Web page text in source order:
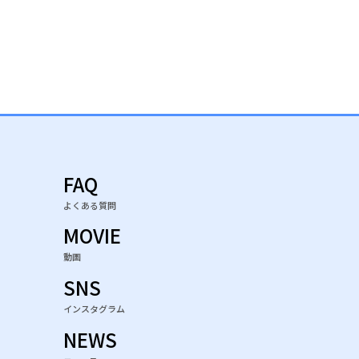
FAQ
よくある質問
MOVIE
動画
SNS
インスタグラム
NEWS